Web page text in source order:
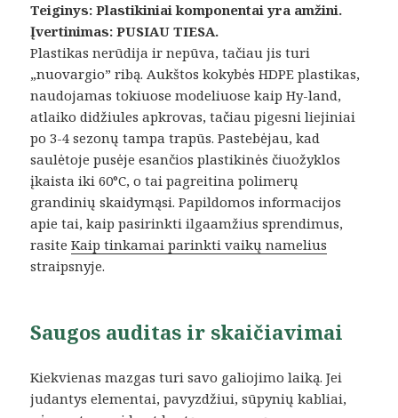
Teiginys: Plastikiniai komponentai yra amžini.
Įvertinimas: PUSIAU TIESA.
Plastikas nerūdija ir nepūva, tačiau jis turi
„nuovargio” ribą. Aukštos kokybės HDPE plastikas,
naudojamas tokiuose modeliuose kaip Hy-land,
atlaiko didžiules apkrovas, tačiau pigesni liejiniai
po 3-4 sezonų tampa trapūs. Pastebėjau, kad
saulėtoje pusėje esančios plastikinės čiuožyklos
įkaista iki 60°C, o tai pagreitina polimerų
grandinių skaidymąsi. Papildomos informacijos
apie tai, kaip pasirinkti ilgaamžius sprendimus,
rasiteKaip tinkamai parinkti vaikų namelius
straipsnyje.
Saugos auditas ir skaičiavimai
Kiekvienas mazgas turi savo galiojimo laiką. Jei
judantys elementai, pavyzdžiui, sūpynių kabliai,